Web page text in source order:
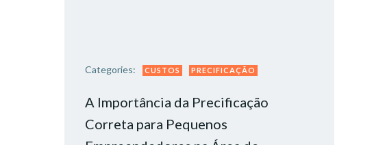
Categories: CUSTOS PRECIFICAÇÃO
A Importância da Precificação
Correta para Pequenos